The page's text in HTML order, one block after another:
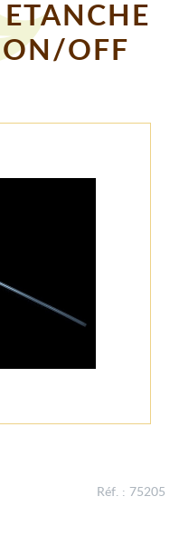
ON/OFF
Réf. : 75205